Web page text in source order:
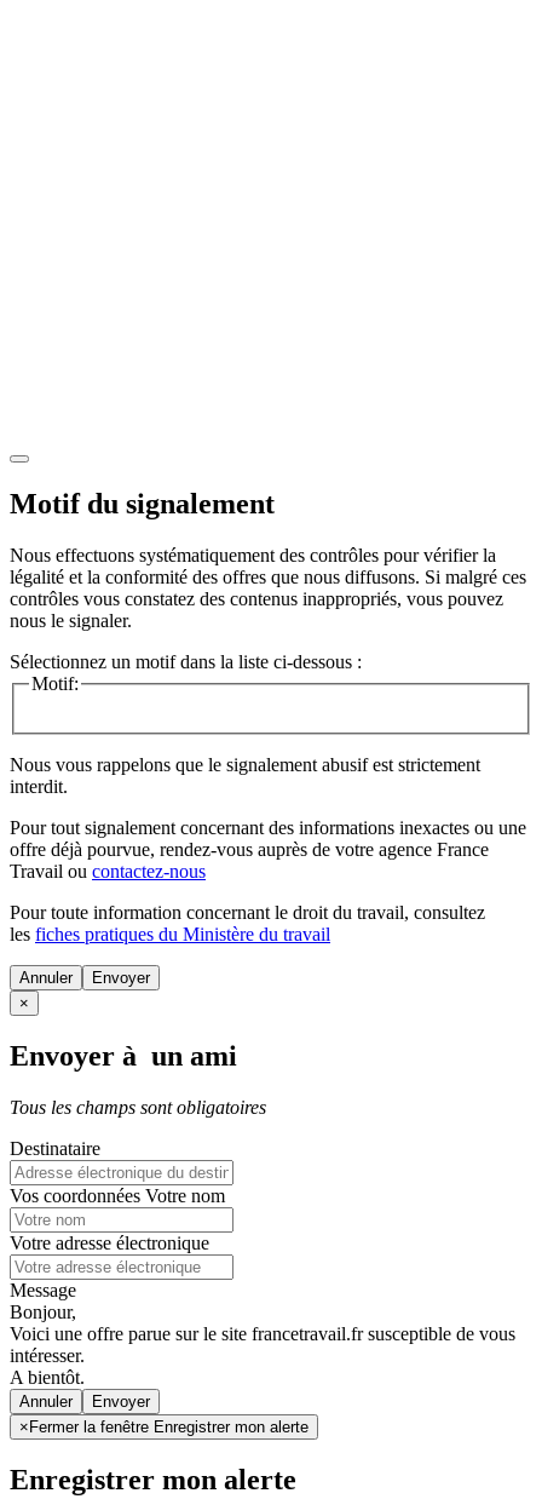
Motif du signalement
Nous effectuons systématiquement des contrôles pour vérifier la
légalité et la conformité des offres que nous diffusons. Si malgré ces
contrôles vous constatez des contenus inappropriés, vous pouvez
nous le signaler.
Sélectionnez un motif dans la liste ci-dessous :
Motif:
Nous vous rappelons que le signalement abusif est strictement
interdit.
Pour tout signalement concernant des informations inexactes ou une
offre déjà pourvue, rendez-vous auprès de votre agence France
Travail ou contactez-nous
Pour toute information concernant le droit du travail, consultez
les fiches pratiques du Ministère du travail
Annuler
×
Envoyer à un ami
Tous les champs sont obligatoires
Destinataire
Vos coordonnées Votre nom
Votre adresse électronique
Message
Bonjour,
Voici une offre parue sur le site francetravail.fr susceptible de vous
intéresser.
A bientôt.
Annuler
× Fermer la fenêtre Enregistrer mon alerte
Enregistrer mon alerte